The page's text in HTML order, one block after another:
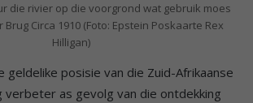
die rivier op die voorgrond wat gebruik moes
Circa 1910 (Foto: Epstein Poskaarte Rex
Hilligan)
geldelike posisie van die Zuid-Afrikaanse
verbeter as gevolg van die ontdekking